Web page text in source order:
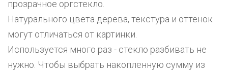
прозрачное оргстекло.
Натурального цвета дерева, текстура и оттенок
могут отличаться от картинки.
Используется много раз - стекло разбивать не
нужно. Чтобы выбрать накопленную сумму из